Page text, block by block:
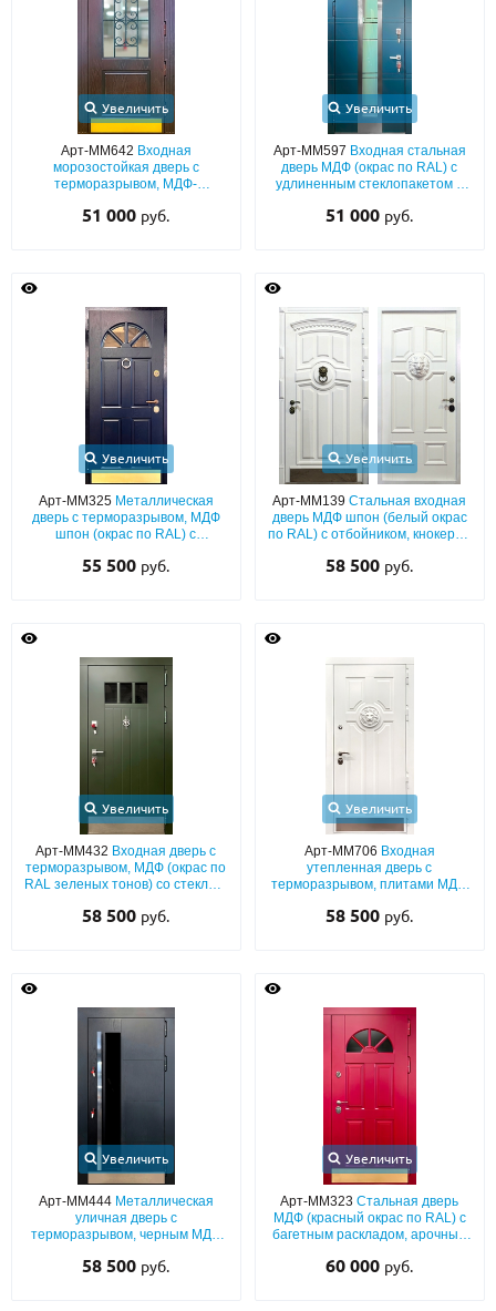
С реечным дизайном
ПО НАЗНАЧЕНИЮ
ПО ОСОБЕННОСТЯМ
Популярные двери
ДВЕРИ С ТЕРМОРАЗРЫВОМ
ДОСТАВКА
УСТАНОВКА
О НАС
Металлические двери от производителя с доставкой и установкой в
ПН-СБ - с 9:00 до 21:00, ВС - до 19:00
+7 (495) 411-44-41
INFO@META-M.RU
ЗАПРОСИТЬ РАСЧЕТ
Записаться на замер
Увеличить
Арт-ММ642 Входная
морозостойкая дверь с
терморазрывом, МДФ-
ковкой и отбойником из латуни
51 000 руб.
Увеличить
Арт-ММ597 Входная стальная
дверь МДФ (окрас по RAL) с
удлиненным стеклопакетом и
51 000 руб.
Увеличить
Арт-ММ325 Металлическая
дверь с терморазрывом, МДФ
шпон (окрас по RAL) с
арочным стеклом
55 500 руб.
Увеличить
Арт-ММ139Стальная входная
дверь МДФ шпон (белый окрас
по RAL) с отбойником, кнокером
58 500 руб.
Увеличить
Арт-ММ432 Входная дверь с
терморазрывом, МДФ (окрас по
RAL зеленых тонов) со стеклом,
58 500 руб.
Увеличить
Арт-ММ706 Входная
утепленная дверь с
терморазрывом, плитами МДФ
резьбой «лев» и отбойником
58 500 руб.
Увеличить
Арт-ММ444 Металлическая
уличная дверь с
терморазрывом, черным МДФ
бугельной ручкой и отбойником
58 500 руб.
Увеличить
Арт-ММ323Стальная дверь
МДФ (красный окрас по RAL) с
багетным раскладом, арочным
60 000 руб.